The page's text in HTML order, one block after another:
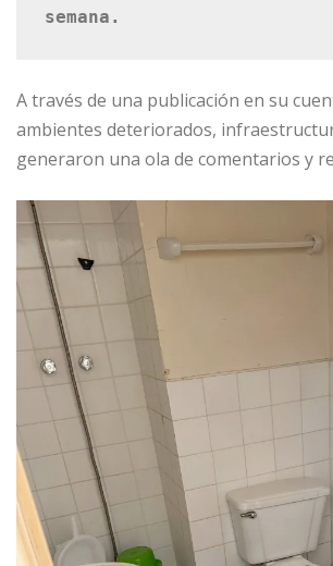
semana.
A través de una publicación en su
ambientes deteriorados,
generaron una ola de comentarios y